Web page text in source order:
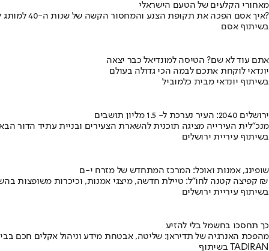
מאחורי הקלעים של הטעם הישראלי
איך אסם הפכה את תקופת הצנע והמחסור הקשה של שנות ה-40 למותג לאומי?
בשיתוף אסם
אתם עוד לא שם? הטיסה למונדיאל כבר יצאה
יונדאי לוקחת אתכם לבמה הכי גדולה בעולם
בשיתוף יונדאי מבית כלמוביל
ירושלים 2040: העיר נערכת ל- 1.5 מליון תושבים
מנכ"לית העירייה מציגה תוכנית להשארת הצעירים ובניית עתיד הדור
בשיתוף עיריית ירושלים
שופינג, אמנות ואוכל: המרכז המתחדש של מזרח י-ם
קפיצה קטנה לחו"ל: טיילת חדשה, מיצגי אמנות, וכיכרות משופצות בהשקעה של 100 מיליון ₪
בשיתוף עיריית ירושלים
כך תחסכו בחשמל בלי להזיע
מהפכת האנרגיה של תדיראן: שליטה, אבטחת מידע וניהול אקלים חכם
בשיתוף TADIRAN